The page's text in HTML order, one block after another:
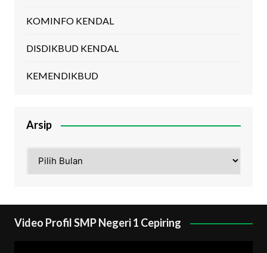
KOMINFO KENDAL
DISDIKBUD KENDAL
KEMENDIKBUD
Arsip
Video Profil SMP Negeri 1 Cepiring